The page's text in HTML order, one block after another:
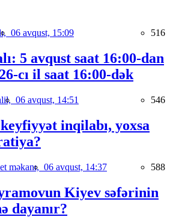
06 avqust, 15:09 516
5 avqust saat 16:00-dan
cı il saat 16:00-dək
06 avqust, 14:51 546
inqilabı, yoxsa
məkanı, 06 avqust, 14:37 588
Kiyev səfərinin
dayanır?